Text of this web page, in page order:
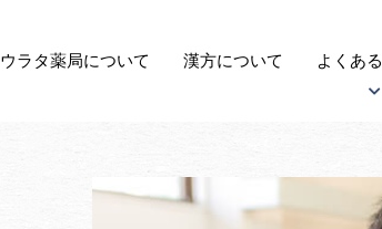
ウラタ薬局について 漢方について よくある